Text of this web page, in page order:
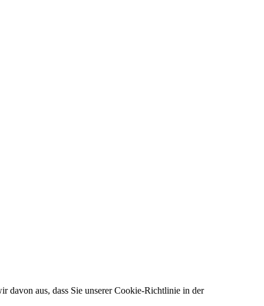
davon aus, dass Sie unserer Cookie-Richtlinie in der